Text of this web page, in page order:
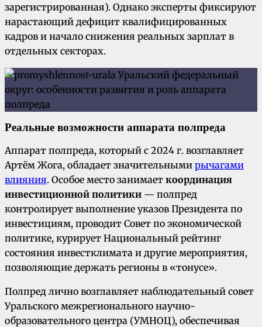
зарегистрированная). Однако эксперты фиксируют
нарастающий дефицит квалифицированных
кадров и начало снижения реальных зарплат в
отдельных секторах.
Реальные возможности аппарата полпреда
Аппарат полпреда, который с 2024 г. возглавляет
Артём Жога, обладает значительными рычагами
влияния. Особое место занимает координация
инвестиционной политики — полпред
контролирует выполнение указов Президента по
инвестициям, проводит Совет по экономической
политике, курирует Национальный рейтинг
состояния инвестклимата и другие мероприятия,
позволяющие держать регионы в «тонусе».
Полпред лично возглавляет наблюдательный совет
Уральского межрегионального научно-
образовательного центра (УМНОЦ), обеспечивая